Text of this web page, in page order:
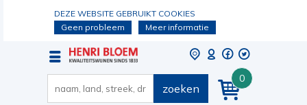
DEZE WEBSITE GEBRUIKT COOKIES
Geen probleem
Meer informatie
0
zoeken